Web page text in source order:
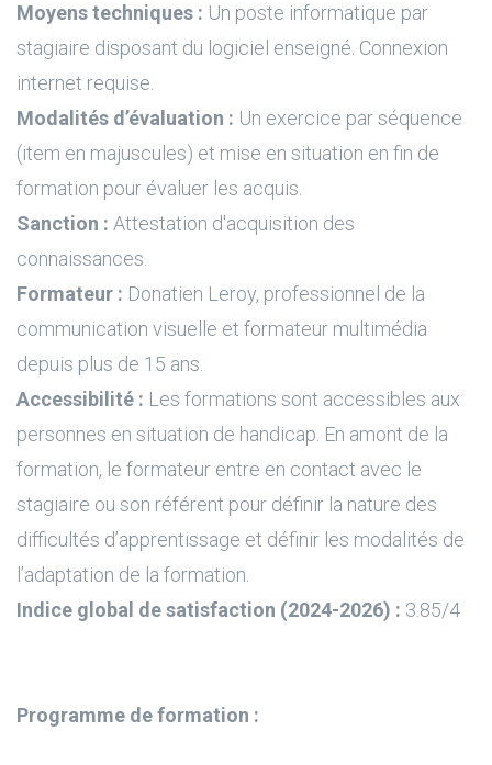
Moyens techniques : Un poste informatique par
stagiaire disposant du logiciel enseigné. Connexion
internet requise.
Modalités d’évaluation : Un exercice par séquence
(item en majuscules) et mise en situation en fin de
formation pour évaluer les acquis.
Sanction : Attestation d'acquisition des
connaissances.
Formateur : Donatien Leroy, professionnel de la
communication visuelle et formateur multimédia
depuis plus de 15 ans.
Accessibilité : Les formations sont accessibles aux
personnes en situation de handicap. En amont de la
formation, le formateur entre en contact avec le
stagiaire ou son référent pour définir la nature des
difficultés d’apprentissage et définir les modalités de
l’adaptation de la formation.
Indice global de satisfaction (2024-2026) : 3.85/4
Programme de formation :